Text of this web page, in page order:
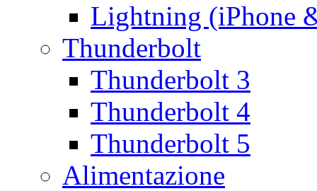
Lightning (iPhone
Thunderbolt
Thunderbolt 3
Thunderbolt 4
Thunderbolt 5
Alimentazione